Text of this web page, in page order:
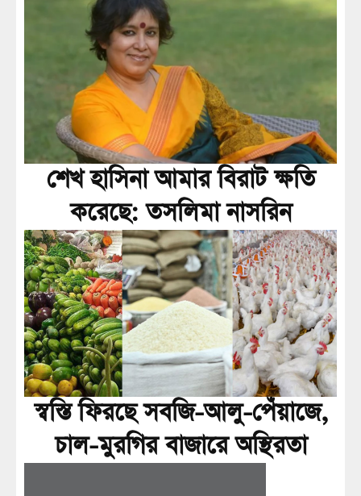
শেখ হাসিনা আমার বিরাট ক্ষতি
করেছে: তসলিমা নাসরিন
স্বস্তি ফিরছে সবজি-আলু-পেঁয়াজে,
চাল-মুরগির বাজারে অস্থিরতা